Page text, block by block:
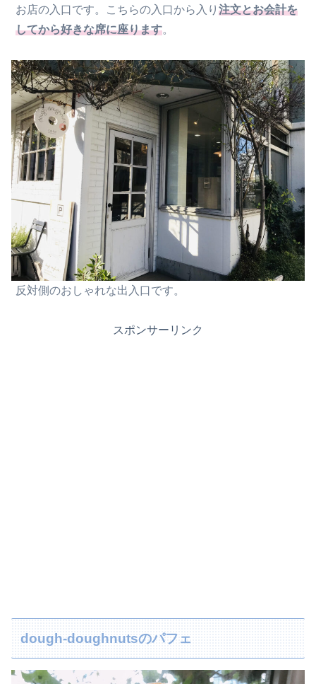
お店の入口です。こちらの入口から入り 注文とお会計を
してから好きな席に座ります。
反対側のおしゃれな出入口です。
スポンサーリンク
dough-doughnutsのパフェ